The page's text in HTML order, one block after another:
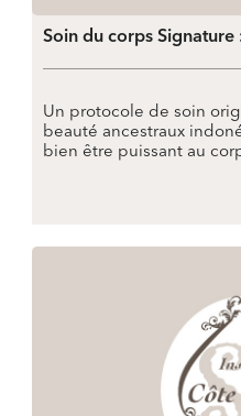
Soin du corps
Un protocole de soin
beauté ancestraux
bien être puissant au